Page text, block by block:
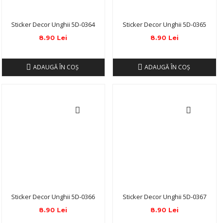
Sticker Decor Unghii 5D-0364
8.90 Lei
ADAUGĂ ÎN COŞ
Sticker Decor Unghii 5D-0365
8.90 Lei
ADAUGĂ ÎN COŞ
Sticker Decor Unghii 5D-0366
8.90 Lei
Sticker Decor Unghii 5D-0367
8.90 Lei